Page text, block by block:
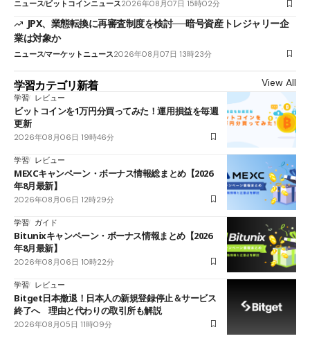
ニュースビットコインニュース2026年08月07日 15時02分
JPX、業態転換に再審査制度を検討──暗号資産トレジャリー企
業は対象か
ニュースマーケットニュース2026年08月07日 13時23分
学習カテゴリ新着 View All
学習 レビュー
ビットコインを1万円分買ってみた！運用損益を毎週
更新
2026年08月06日 19時46分
学習 レビュー
MEXCキャンペーン・ボーナス情報総まとめ【2026
年8月最新】
2026年08月06日 12時29分
学習 ガイド
Bitunixキャンペーン・ボーナス情報まとめ【2026
年8月最新】
2026年08月06日 10時22分
学習 レビュー
Bitget日本撤退！日本人の新規登録停止＆サービス
終了へ 理由と代わりの取引所も解説
2026年08月05日 11時09分